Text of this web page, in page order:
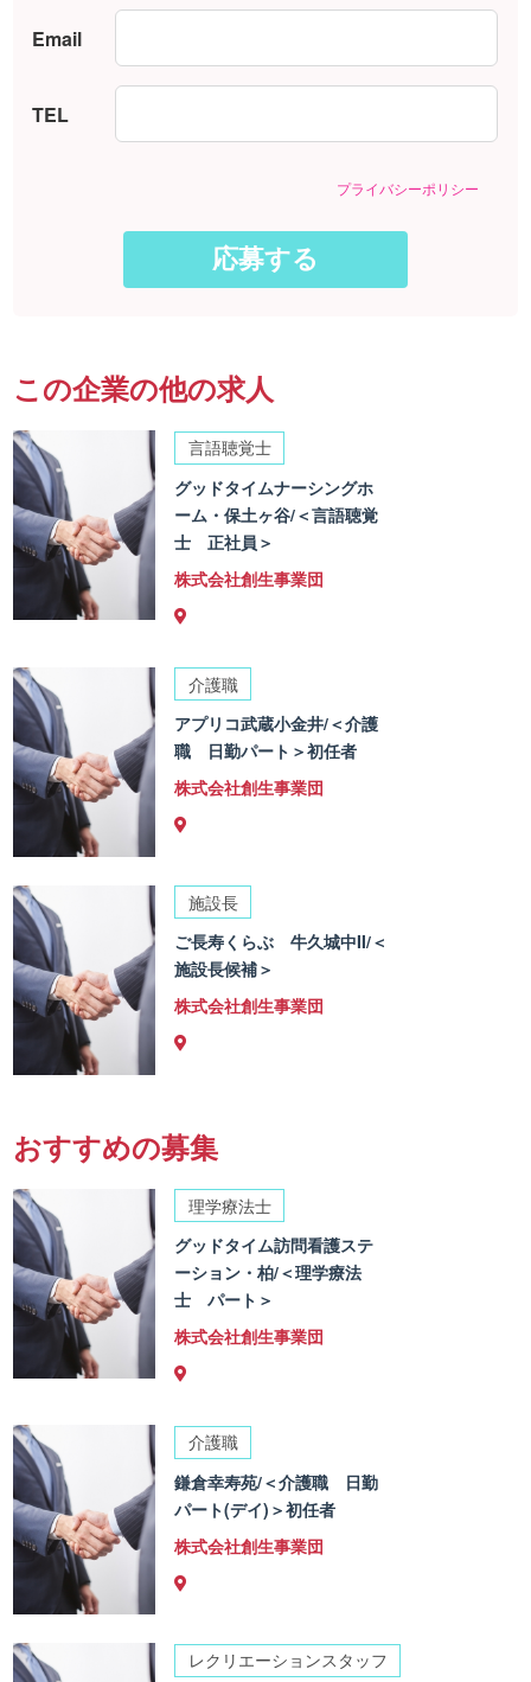
Email
TEL
プライバシーポリシー
この企業の他の求人
言語聴覚士
グッドタイムナーシングホ
ーム・保土ヶ谷/＜言語聴覚
士 正社員＞
株式会社創生事業団
介護職
アプリコ武蔵小金井/＜介護
職 日勤パート＞初任者
株式会社創生事業団
施設長
ご長寿くらぶ 牛久城中II/＜
施設長候補＞
株式会社創生事業団
おすすめの募集
理学療法士
グッドタイム訪問看護ステ
ーション・柏/＜理学療法
士 パート＞
株式会社創生事業団
介護職
鎌倉幸寿苑/＜介護職 日勤
パート(デイ)＞初任者
株式会社創生事業団
レクリエーションスタッフ